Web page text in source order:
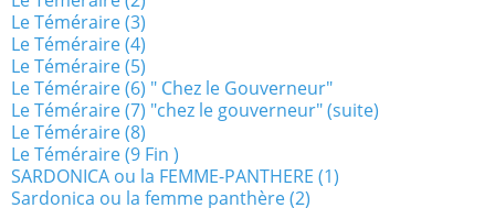
Le Téméraire (3)
Le Téméraire (4)
Le Téméraire (5)
Le Téméraire (6) " Chez le Gouverneur"
Le Téméraire (7) "chez le gouverneur" (suite)
Le Téméraire (8)
Le Téméraire (9 Fin )
SARDONICA ou la FEMME-PANTHERE (1)
Sardonica ou la femme panthère (2)